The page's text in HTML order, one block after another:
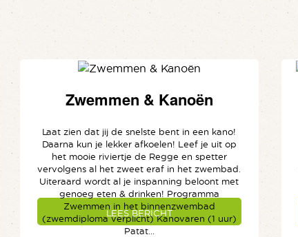
Zwemmen & Kanoën
Laat zien dat jij de snelste bent in een kano!
Daarna kun je lekker afkoelen! Leef je uit op
het mooie riviertje de Regge en spetter
vervolgens al het zweet eraf in het zwembad.
Uiteraard wordt al je inspanning beloont met
genoeg eten & drinken! Programma
Zwemmen in het binnenzwembad
(zwemdiploma verplicht) Kanovaren (1 uur)
Patat...
LEES BERICHT